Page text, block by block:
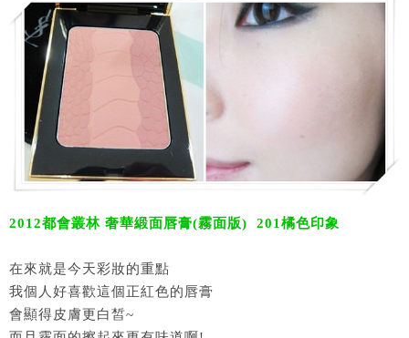
2012都會叢林 奢華緞面唇膏(霧面版) 201橘色印象
在來就是今天彩妝的重點
我個人好喜歡這個正紅色的唇膏
會顯得皮膚更白皙~